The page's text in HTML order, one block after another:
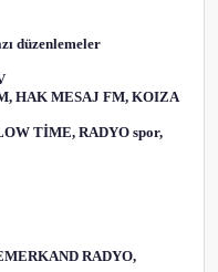
düzenlemeler
HAK MESAJ FM, KOIZA
TİME, RADYO spor,
RADYO,